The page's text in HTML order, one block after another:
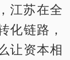
江苏在全
化链路，
让资本相